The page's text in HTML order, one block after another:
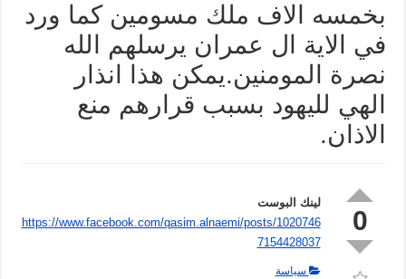
بخمسه الاف ملك مسومين كما ورد
في الاية ال عمران يرسلهم الله
نصرة المومنين.يمكن هذا انذار
الهي لليهود بسبب قرارهم منع
الاذان.
0
لينك البوست
https://www.facebook.com/qasim.alnaemi/posts/1020746
7154428037
سياسة